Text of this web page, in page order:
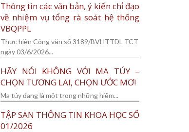
Thông tin các văn bản, ý kiến chỉ đạo
về nhiệm vụ tổng rà soát hệ thống
VBQPPL
Thực hiện Công văn số 3189/BVHTTDL-TCT
ngày 03/6/2026...
HÃY NÓI KHÔNG VỚI MA TÚY –
CHỌN TƯƠNG LAI, CHỌN ƯỚC MƠ!
Ma túy đang là một trong những hiểm...
TẬP SAN THÔNG TIN KHOA HỌC SỐ
01/2026